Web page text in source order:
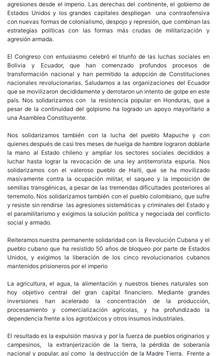
agresiones desde el imperio. Las derechas del continente, el gobierno de
Estados Unidos y los grandes capitales despliegan una contraofensiva
con nuevas formas de colonialismo, despojo y represión, que combinan las
estrategias políticas con las formas más crudas de militarización y
agresión armada.
El Congreso con entusiasmo celebró el triunfo de las luchas sociales en
Bolivia y Ecuador, que han comenzado profundos procesos de
transformación nacional y han permitido la adopción de Constituciones
nacionales revolucionarias. Saludamos a las organizaciones del Ecuador
que se movilizaron decididamente y derrotaron un intento de golpe en este
país. Nos solidarizamos con la resistencia popular en Honduras, que a
pesar de la continuidad del golpismo ha logrado un apoyo mayoritario a
una Asamblea Constituyente.
Nos solidarizamos también con la lucha del pueblo Mapuche y con
quienes después de casi tres meses de huelga de hambre lograron doblarle
la mano al Estado chileno y ampliar los sectores sociales decididos a
luchar hasta lograr la revocación de una ley antiterrorista espuria. Nos
solidarizamos con el valeroso pueblo de Haiti, que se ha movilizado
masivamente contra la ocupación militar, el saqueo y la imposición de
semillas transgénicas, a pesar de las tremendas dificultades posteriores al
terremoto. Nos solidarizamos también con el pueblo colombiano, que sufre
y resiste sin rendirse las agresiones sistemáticas y criminales del Estado y
el paramilitarismo y exigimos la solución política y negociada del conflicto
social y armado.
Reiteramos nuestra permanente solidaridad con la Revolución Cubana y el
pueblo cubano que ha resistido 50 años de bloqueo por parte de Estados
Unidos, y exigimos la liberación de los cinco revolucionarios cubanos
mantenidos prisioneros por el imperio
La agricultura, el agua, la alimentación y nuestros bienes naturales son
hoy objetivo central del gran capital financiero. Mediante grandes
inversiones han acelerado la concentración de la producción,
procesamiento y comercialización agrícolas, y ha profundizado la
dependencia frente a los agrotóxicos y otros insumos industriales.
El resultado es la expulsión masiva y por la fuerza de pueblos originarios y
campesinos, la extranjerización de la tierra, la pérdida de soberanía
nacional y popular, así como la destrucción de la Madre Tierra. Frente a